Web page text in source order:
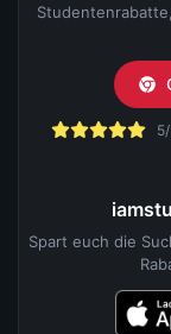
5/5
Spart euch die